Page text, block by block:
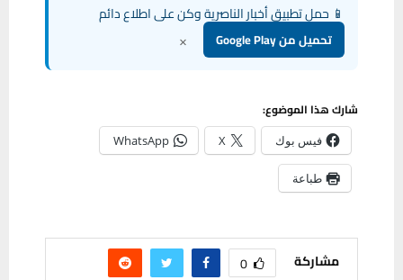
📱 حمل تطبيق أخبار الناصرية وكن على اطلاع دائم
تحميل من Google Play ×
شارك هذا الموضوع:
فيس بوك X
WhatsApp
طباعة
مشاركة 0